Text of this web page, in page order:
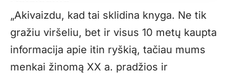
„Akivaizdu, kad tai sklidina knyga. Ne tik
gražiu viršeliu, bet ir visus 10 metų kaupta
informacija apie itin ryškią, tačiau mums
menkai žinomą XX a. pradžios ir